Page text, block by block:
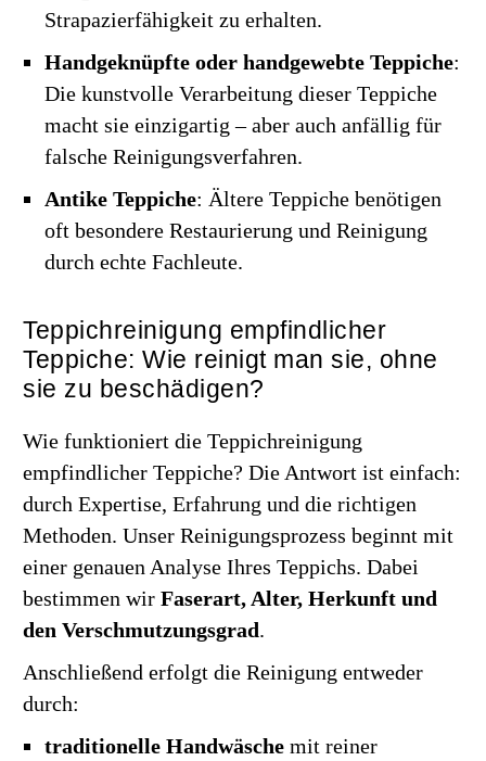
Strapazierfähigkeit zu erhalten.
Handgeknüpfte oder handgewebte Teppiche:
Die kunstvolle Verarbeitung dieser Teppiche
macht sie einzigartig – aber auch anfällig für
falsche Reinigungsverfahren.
Antike Teppiche: Ältere Teppiche benötigen
oft besondere Restaurierung und Reinigung
durch echte Fachleute.
Teppichreinigung empfindlicher
Teppiche: Wie reinigt man sie, ohne
sie zu beschädigen?
Wie funktioniert die Teppichreinigung
empfindlicher Teppiche? Die Antwort ist einfach:
durch Expertise, Erfahrung und die richtigen
Methoden. Unser Reinigungsprozess beginnt mit
einer genauen Analyse Ihres Teppichs. Dabei
bestimmen wir Faserart, Alter, Herkunft und
den Verschmutzungsgrad.
Anschließend erfolgt die Reinigung entweder
durch:
traditionelle Handwäsche mit reiner